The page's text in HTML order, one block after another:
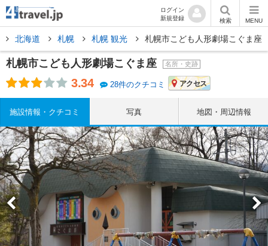
ログイン
新規登録
検索 MENU
北海道 札幌 札幌 観光 札幌市こども人形劇場こぐま座
札幌市こども人形劇場こぐま座 名所・史跡
3.34 28件のクチコミ アクセス
施設情報・クチコミ 写真 地図・周辺情報